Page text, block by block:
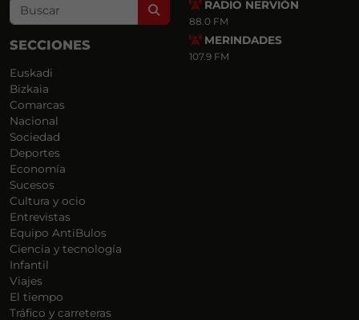
Search
SECCIONES
Euskadi
Bizkaia
Comarcas
Nacional
Sociedad
Deportes
Economía
Sucesos
Cultura y ocio
Entrevistas
Equipo AntiBulos
Ciencia y tecnología
Infantil
Viajes
El tiempo
Tráfico y carreteras
RADIO NERVIÓN
88.0 FM
MERINDADES
107.9 FM